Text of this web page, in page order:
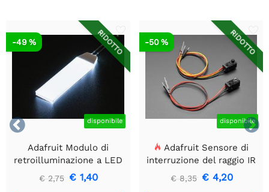


RIDOTTO
disponibile
-49 %
Adafruit Modulo di
retroilluminazione a LED
bianco - Piccolo 12 mm x
40 mm
€ 2,75 € 1,40
RIDOTTO
disponibile
-50 %
Adafruit Sensore di
interruzione del raggio IR
con estremità del
connettore del cavo di alta
€ 8,35 € 4,20